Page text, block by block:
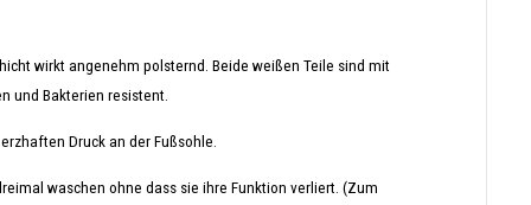
wirkt angenehm polsternd. Beide weißen Teile sind mit
und Bakterien resistent.
Druck an der Fußsohle.
waschen ohne dass sie ihre Funktion verliert. (Zum